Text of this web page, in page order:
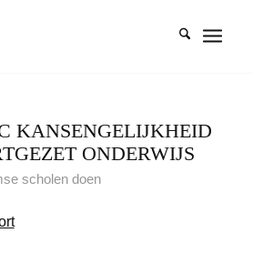
KANSENGELIJKHEID
ONDERWIJS
scholen doen